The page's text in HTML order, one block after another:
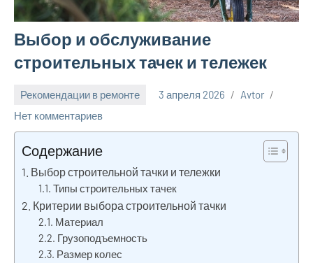
Выбор и обслуживание
строительных тачек и тележек
Рекомендации в ремонте 3 апреля 2026
Avtor
Нет комментариев
Содержание
Выбор строительной тачки и тележки
Типы строительных тачек
Критерии выбора строительной тачки
Материал
Грузоподъемность
Размер колес